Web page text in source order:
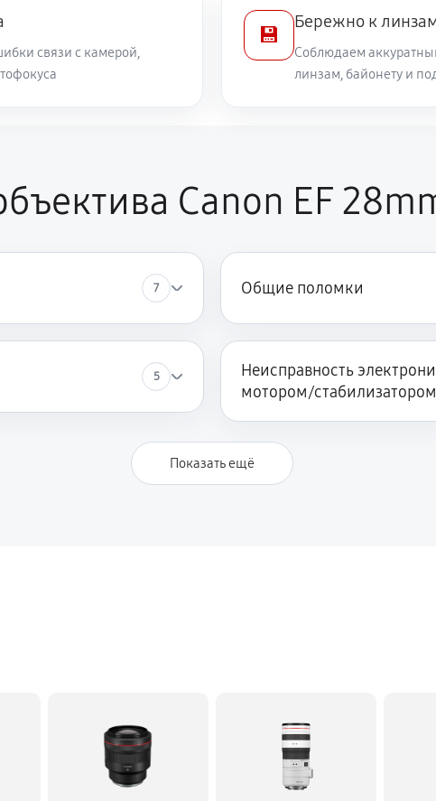
500 руб
связи с камерой,
💾
Бережно к
Соблюдаем
линзам, байонету и
Canon EF
7 Общие поломки
5
Неисправность
мотором/
Показать ещё